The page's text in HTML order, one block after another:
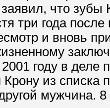
заявил, что
три года
и вновь
году в
из списка
мужчина. 8